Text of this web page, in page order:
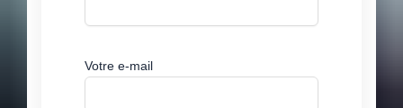
Votre e-mail